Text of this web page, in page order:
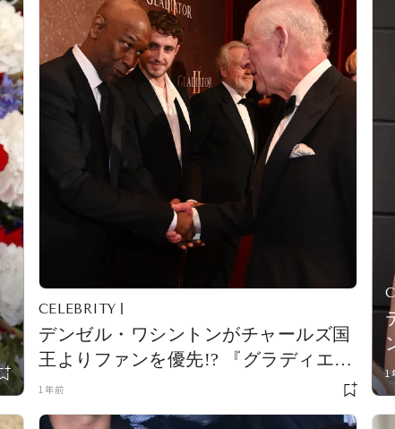
CELEBRITY
デンゼル・ワシントンがチャールズ国
王よりファンを優先!? 『グラディエー
ターII 英雄を呼ぶ声』プレミアでの男
前な発言がネット上で話題に！
1年前
1